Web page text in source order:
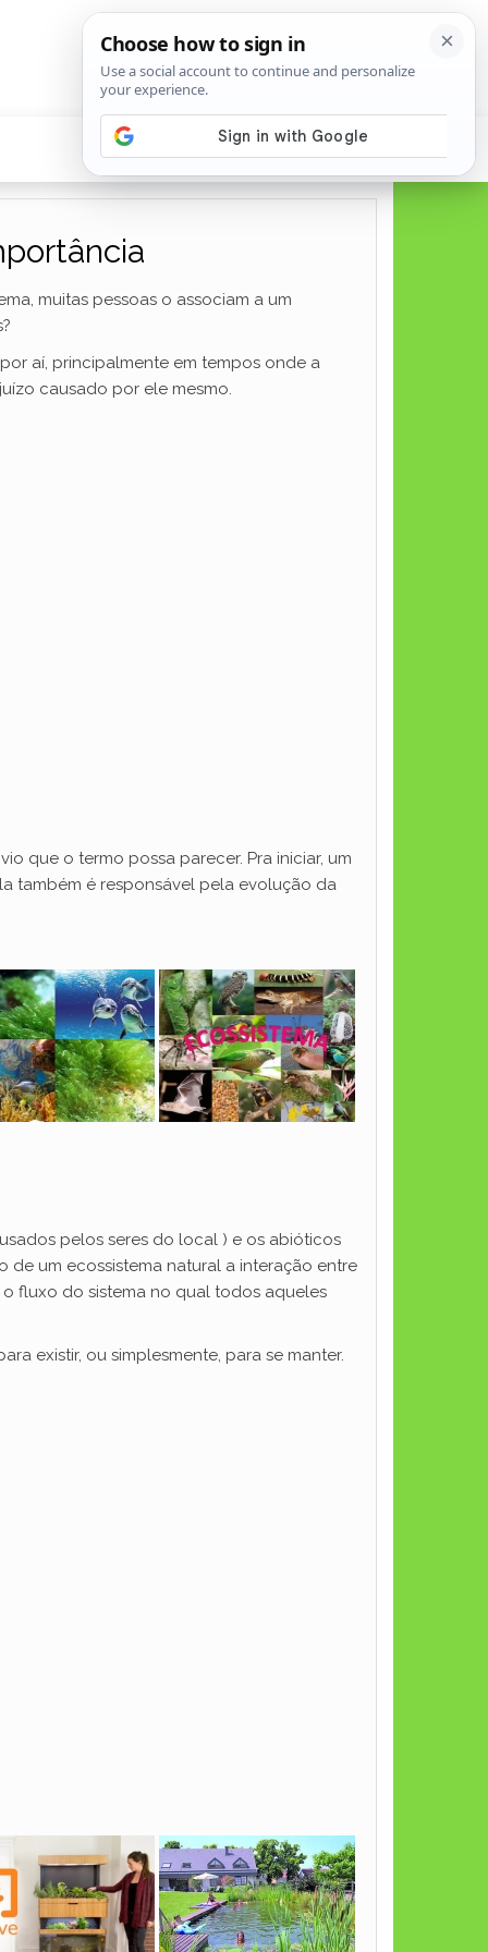
muitas pessoas o associam a um
aí, principalmente em tempos onde a
causado por ele mesmo.
que o termo possa parecer. Pra iniciar, um
também é responsável pela evolução da
pelos seres do local ) e os abióticos
de um ecossistema natural a interação entre
fluxo do sistema no qual todos aqueles
existir, ou simplesmente, para se manter.